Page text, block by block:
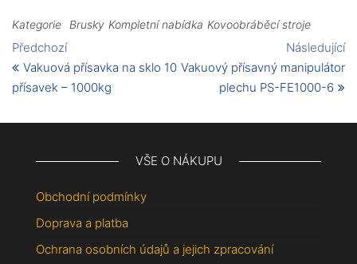
Kategorie Brusky Kompletní nabídka Kovoobráběcí stroje
Předchozí
Vakuová přísavka na sklo 10
přísavek – 1000kg
Následující
Vakuový přísavný manipulátor
plechu PS-FE1000-6
VŠE O NÁKUPU
Obchodní podmínky
Doprava a platba
Ochrana osobních údajů a jejich zpracování